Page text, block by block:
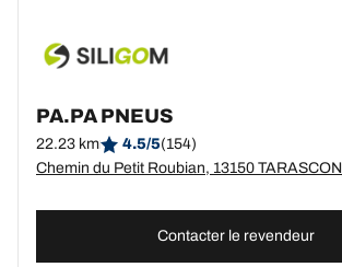
PA.PA PNEUS
22.23 km 4.5/5(154)
Chemin du Petit Roubian, 13150 TARASCON
Contacter le revendeur